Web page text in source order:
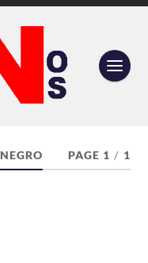
PAGE 1 / 1